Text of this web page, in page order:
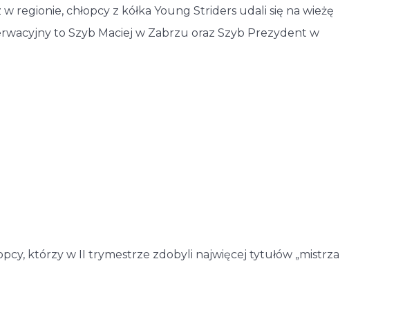
chłopcy z kółka Young Striders udali się na wieżę
to Szyb Maciej w Zabrzu oraz Szyb Prezydent w
którzy w II trymestrze zdobyli najwięcej tytułów „mistrza